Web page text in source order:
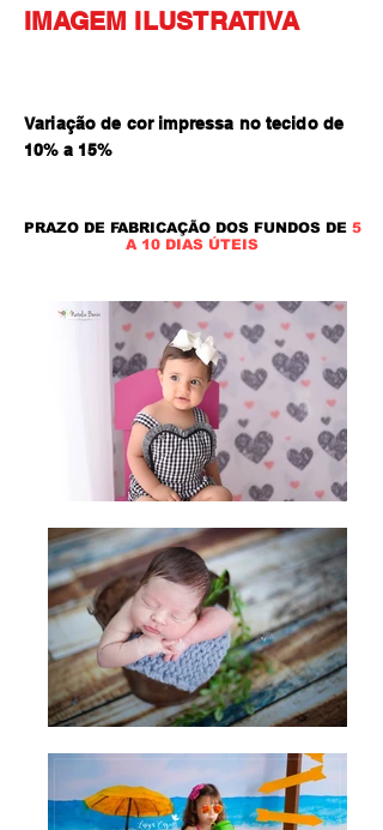
IMAGEM ILUSTRATIVA
Variação de cor impressa no tecido de
10% a 15%
PRAZO DE FABRICAÇÃO DOS FUNDOS DE 5
A 10 DIAS ÚTEIS